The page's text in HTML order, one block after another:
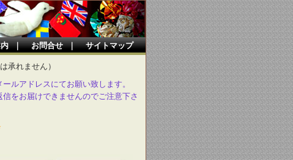
｜ お問合せ｜ サイトマップ
承れません）
ルアドレスにてお願い致します。
をお届けできませんのでご注意下さ